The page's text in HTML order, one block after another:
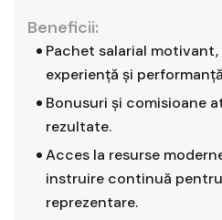
Beneficii:
Pachet salarial
experiență și
Bonusuri și comisioane
rezultate.
Acces la resurse
instruire continuă
reprezentare.